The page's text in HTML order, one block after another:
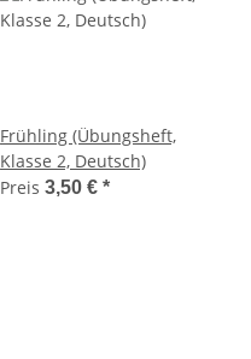
Frühling (Übungsheft,
Klasse 2, Deutsch)
Preis 3,50 € *